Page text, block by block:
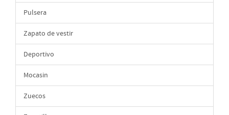
Pulsera
Zapato de vestir
Deportivo
Mocasin
Zuecos